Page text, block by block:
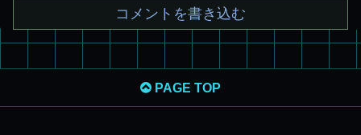
コメントを書き込む
PAGE TOP